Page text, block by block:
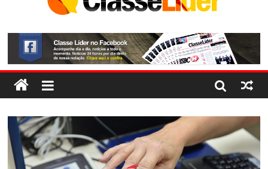
ACESSO À APARECIDA NA DUTRA SERÁ BLOQUEADO NO FIM
ALTERNATIVAS
LORENA, PINDAMONHANGABA E QUELUZ NA RETA FINAL
PELA FÁBRICA DA COCA-COLA!